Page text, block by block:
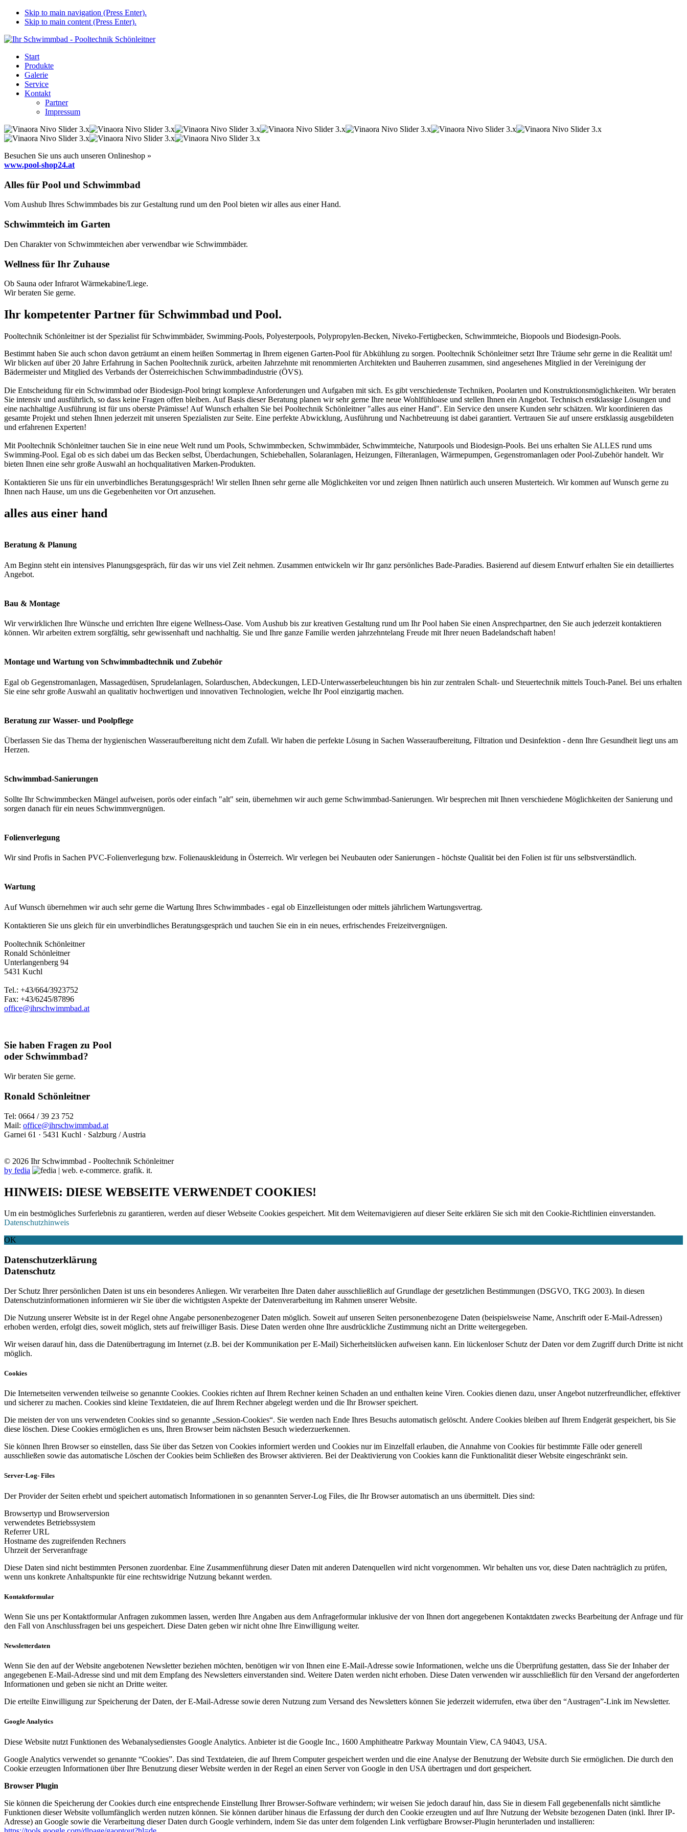
Skip to main navigation (Press Enter).
Skip to main content (Press Enter).
Start
Produkte
Galerie
Service
Kontakt
Partner
Impressum
Besuchen Sie uns auch unseren Onlineshop »
www.pool-shop24.at
Alles für Pool und Schwimmbad
Vom Aushub Ihres Schwimmbades bis zur Gestaltung rund um den Pool bieten wir alles aus einer Hand.
Schwimmteich im Garten
Den Charakter von Schwimmteichen aber verwendbar wie Schwimmbäder.
Wellness für Ihr Zuhause
Ob Sauna oder Infrarot Wärmekabine/Liege.
Wir beraten Sie gerne.
Ihr kompetenter Partner für Schwimmbad und Pool.
Pooltechnik Schönleitner ist der Spezialist für Schwimmbäder, Swimming-Pools, Polyesterpools, Polypropylen-Becken, Niveko-Fertigbecken, Schwimmteiche, Biopools und Biodesign-Pools.
Bestimmt haben Sie auch schon davon geträumt an einem heißen Sommertag in Ihrem eigenen Garten-Pool für Abkühlung zu sorgen. Pooltechnik Schönleitner setzt Ihre Träume sehr gerne in die Realität um!
Wir blicken auf über 20 Jahre Erfahrung in Sachen Pooltechnik zurück, arbeiten Jahrzehnte mit renommierten Architekten und Bauherren zusammen, sind angesehenes Mitglied in der Vereinigung der
Bädermeister und Mitglied des Verbands der Österreichischen Schwimmbadindustrie (ÖVS).
Die Entscheidung für ein Schwimmbad oder Biodesign-Pool bringt komplexe Anforderungen und Aufgaben mit sich. Es gibt verschiedenste Techniken, Poolarten und Konstruktionsmöglichkeiten. Wir beraten
Sie intensiv und ausführlich, so dass keine Fragen offen bleiben. Auf Basis dieser Beratung planen wir sehr gerne Ihre neue Wohlfühloase und stellen Ihnen ein Angebot. Technisch erstklassige Lösungen und
eine nachhaltige Ausführung ist für uns oberste Prämisse! Auf Wunsch erhalten Sie bei Pooltechnik Schönleitner "alles aus einer Hand". Ein Service den unsere Kunden sehr schätzen. Wir koordinieren das
gesamte Projekt und stehen Ihnen jederzeit mit unseren Spezialisten zur Seite. Eine perfekte Abwicklung, Ausführung und Nachbetreuung ist dabei garantiert. Vertrauen Sie auf unsere erstklassig ausgebildeten
und erfahrenen Experten!
Mit Pooltechnik Schönleitner tauchen Sie in eine neue Welt rund um Pools, Schwimmbecken, Schwimmbäder, Schwimmteiche, Naturpools und Biodesign-Pools. Bei uns erhalten Sie ALLES rund ums
Swimming-Pool. Egal ob es sich dabei um das Becken selbst, Überdachungen, Schiebehallen, Solaranlagen, Heizungen, Filteranlagen, Wärmepumpen, Gegenstromanlagen oder Pool-Zubehör handelt. Wir
bieten Ihnen eine sehr große Auswahl an hochqualitativen Marken-Produkten.
Kontaktieren Sie uns für ein unverbindliches Beratungsgespräch! Wir stellen Ihnen sehr gerne alle Möglichkeiten vor und zeigen Ihnen natürlich auch unseren Musterteich. Wir kommen auf Wunsch gerne zu
Ihnen nach Hause, um uns die Gegebenheiten vor Ort anzusehen.
alles aus einer hand
Beratung & Planung
Am Beginn steht ein intensives Planungsgespräch, für das wir uns viel Zeit nehmen. Zusammen entwickeln wir Ihr ganz persönliches Bade-Paradies. Basierend auf diesem Entwurf erhalten Sie ein detailliertes
Angebot.
Bau & Montage
Wir verwirklichen Ihre Wünsche und errichten Ihre eigene Wellness-Oase. Vom Aushub bis zur kreativen Gestaltung rund um Ihr Pool haben Sie einen Ansprechpartner, den Sie auch jederzeit kontaktieren
können. Wir arbeiten extrem sorgfältig, sehr gewissenhaft und nachhaltig. Sie und Ihre ganze Familie werden jahrzehntelang Freude mit Ihrer neuen Badelandschaft haben!
Montage und Wartung von Schwimmbadtechnik und Zubehör
Egal ob Gegenstromanlagen, Massagedüsen, Sprudelanlagen, Solarduschen, Abdeckungen, LED-Unterwasserbeleuchtungen bis hin zur zentralen Schalt- und Steuertechnik mittels Touch-Panel. Bei uns erhalten
Sie eine sehr große Auswahl an qualitativ hochwertigen und innovativen Technologien, welche Ihr Pool einzigartig machen.
Beratung zur Wasser- und Poolpflege
Überlassen Sie das Thema der hygienischen Wasseraufbereitung nicht dem Zufall. Wir haben die perfekte Lösung in Sachen Wasseraufbereitung, Filtration und Desinfektion - denn Ihre Gesundheit liegt uns am
Herzen.
Schwimmbad-Sanierungen
Sollte Ihr Schwimmbecken Mängel aufweisen, porös oder einfach "alt" sein, übernehmen wir auch gerne Schwimmbad-Sanierungen. Wir besprechen mit Ihnen verschiedene Möglichkeiten der Sanierung und
sorgen danach für ein neues Schwimmvergnügen.
Folienverlegung
Wir sind Profis in Sachen PVC-Folienverlegung bzw. Folienauskleidung in Österreich. Wir verlegen bei Neubauten oder Sanierungen - höchste Qualität bei den Folien ist für uns selbstverständlich.
Wartung
Auf Wunsch übernehmen wir auch sehr gerne die Wartung Ihres Schwimmbades - egal ob Einzelleistungen oder mittels jährlichem Wartungsvertrag.
Kontaktieren Sie uns gleich für ein unverbindliches Beratungsgespräch und tauchen Sie ein in ein neues, erfrischendes Freizeitvergnügen.
Pooltechnik Schönleitner
Ronald Schönleitner
Unterlangenberg 94
5431 Kuchl
Tel.: +43/664/3923752
Fax: +43/6245/87896
office@ihrschwimmbad.at
Sie haben Fragen zu Pool
oder Schwimmbad?
Wir beraten Sie gerne.
Ronald Schönleitner
Tel: 0664 / 39 23 752
Mail: office@ihrschwimmbad.at
Garnei 61 · 5431 Kuchl · Salzburg / Austria
© 2026 Ihr Schwimmbad - Pooltechnik Schönleitner
by fedia
HINWEIS: DIESE WEBSEITE VERWENDET COOKIES!
Um ein bestmögliches Surferlebnis zu garantieren, werden auf dieser Webseite Cookies gespeichert. Mit dem Weiternavigieren auf dieser Seite erklären Sie sich mit den Cookie-Richtlinien einverstanden.
Datenschutzhinweis
OK
Datenschutzerklärung
Datenschutz
Der Schutz Ihrer persönlichen Daten ist uns ein besonderes Anliegen. Wir verarbeiten Ihre Daten daher ausschließlich auf Grundlage der gesetzlichen Bestimmungen (DSGVO, TKG 2003). In diesen
Datenschutzinformationen informieren wir Sie über die wichtigsten Aspekte der Datenverarbeitung im Rahmen unserer Website.
Die Nutzung unserer Website ist in der Regel ohne Angabe personenbezogener Daten möglich. Soweit auf unseren Seiten personenbezogene Daten (beispielsweise Name, Anschrift oder E-Mail-Adressen)
erhoben werden, erfolgt dies, soweit möglich, stets auf freiwilliger Basis. Diese Daten werden ohne Ihre ausdrückliche Zustimmung nicht an Dritte weitergegeben.
Wir weisen darauf hin, dass die Datenübertragung im Internet (z.B. bei der Kommunikation per E-Mail) Sicherheitslücken aufweisen kann. Ein lückenloser Schutz der Daten vor dem Zugriff durch Dritte ist nicht
möglich.
Cookies
Die Internetseiten verwenden teilweise so genannte Cookies. Cookies richten auf Ihrem Rechner keinen Schaden an und enthalten keine Viren. Cookies dienen dazu, unser Angebot nutzerfreundlicher, effektiver
und sicherer zu machen. Cookies sind kleine Textdateien, die auf Ihrem Rechner abgelegt werden und die Ihr Browser speichert.
Die meisten der von uns verwendeten Cookies sind so genannte „Session-Cookies“. Sie werden nach Ende Ihres Besuchs automatisch gelöscht. Andere Cookies bleiben auf Ihrem Endgerät gespeichert, bis Sie
diese löschen. Diese Cookies ermöglichen es uns, Ihren Browser beim nächsten Besuch wiederzuerkennen.
Sie können Ihren Browser so einstellen, dass Sie über das Setzen von Cookies informiert werden und Cookies nur im Einzelfall erlauben, die Annahme von Cookies für bestimmte Fälle oder generell
ausschließen sowie das automatische Löschen der Cookies beim Schließen des Browser aktivieren. Bei der Deaktivierung von Cookies kann die Funktionalität dieser Website eingeschränkt sein.
Server-Log- Files
Der Provider der Seiten erhebt und speichert automatisch Informationen in so genannten Server-Log Files, die Ihr Browser automatisch an uns übermittelt. Dies sind:
Browsertyp und Browserversion
verwendetes Betriebssystem
Referrer URL
Hostname des zugreifenden Rechners
Uhrzeit der Serveranfrage
Diese Daten sind nicht bestimmten Personen zuordenbar. Eine Zusammenführung dieser Daten mit anderen Datenquellen wird nicht vorgenommen. Wir behalten uns vor, diese Daten nachträglich zu prüfen,
wenn uns konkrete Anhaltspunkte für eine rechtswidrige Nutzung bekannt werden.
Kontaktformular
Wenn Sie uns per Kontaktformular Anfragen zukommen lassen, werden Ihre Angaben aus dem Anfrageformular inklusive der von Ihnen dort angegebenen Kontaktdaten zwecks Bearbeitung der Anfrage und für
den Fall von Anschlussfragen bei uns gespeichert. Diese Daten geben wir nicht ohne Ihre Einwilligung weiter.
Newsletterdaten
Wenn Sie den auf der Website angebotenen Newsletter beziehen möchten, benötigen wir von Ihnen eine E-Mail-Adresse sowie Informationen, welche uns die Überprüfung gestatten, dass Sie der Inhaber der
angegebenen E-Mail-Adresse sind und mit dem Empfang des Newsletters einverstanden sind. Weitere Daten werden nicht erhoben. Diese Daten verwenden wir ausschließlich für den Versand der angeforderten
Informationen und geben sie nicht an Dritte weiter.
Die erteilte Einwilligung zur Speicherung der Daten, der E-Mail-Adresse sowie deren Nutzung zum Versand des Newsletters können Sie jederzeit widerrufen, etwa über den “Austragen”-Link im Newsletter.
Google Analytics
Diese Website nutzt Funktionen des Webanalysedienstes Google Analytics. Anbieter ist die Google Inc., 1600 Amphitheatre Parkway Mountain View, CA 94043, USA.
Google Analytics verwendet so genannte “Cookies”. Das sind Textdateien, die auf Ihrem Computer gespeichert werden und die eine Analyse der Benutzung der Website durch Sie ermöglichen. Die durch den
Cookie erzeugten Informationen über Ihre Benutzung dieser Website werden in der Regel an einen Server von Google in den USA übertragen und dort gespeichert.
Browser Plugin
Sie können die Speicherung der Cookies durch eine entsprechende Einstellung Ihrer Browser-Software verhindern; wir weisen Sie jedoch darauf hin, dass Sie in diesem Fall gegebenenfalls nicht sämtliche
Funktionen dieser Website vollumfänglich werden nutzen können. Sie können darüber hinaus die Erfassung der durch den Cookie erzeugten und auf Ihre Nutzung der Website bezogenen Daten (inkl. Ihrer IP-
Adresse) an Google sowie die Verarbeitung dieser Daten durch Google verhindern, indem Sie das unter dem folgenden Link verfügbare Browser-Plugin herunterladen und installieren: